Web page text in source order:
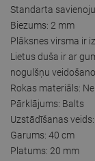
Standarta
Biezums: 2 mm
Plāksnes virsma ir
Lietus duša ir ar
nogulšņu
Rokas materiāls:
Pārklājums: Balts
Uzstādīšanas
Garums: 40 cm
Platums: 20 mm